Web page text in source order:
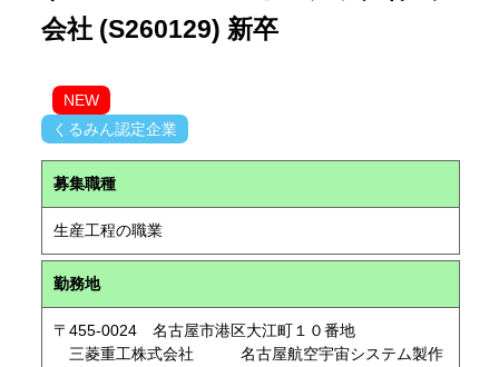
会社 (S260129) 新卒
NEW
くるみん認定企業
募集職種
生産工程の職業
勤務地
〒455-0024 名古屋市港区大江町１０番地
三菱重工株式会社 名古屋航空宇宙システム製作